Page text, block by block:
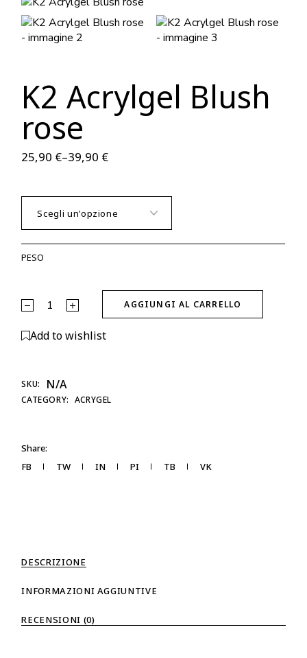
K2 Acrylgel Blush
rose
25,90 €–39,90 €
PESO
K2 Acrylgel Blush rose quantityAGGIUNGI AL CARRELLO
Add to wishlist
SKU: N/A
CATEGORY: ACRYGEL
Share:
FB
TW IN PI TB VK
DESCRIZIONE
INFORMAZIONI AGGIUNTIVE
RECENSIONI (0)